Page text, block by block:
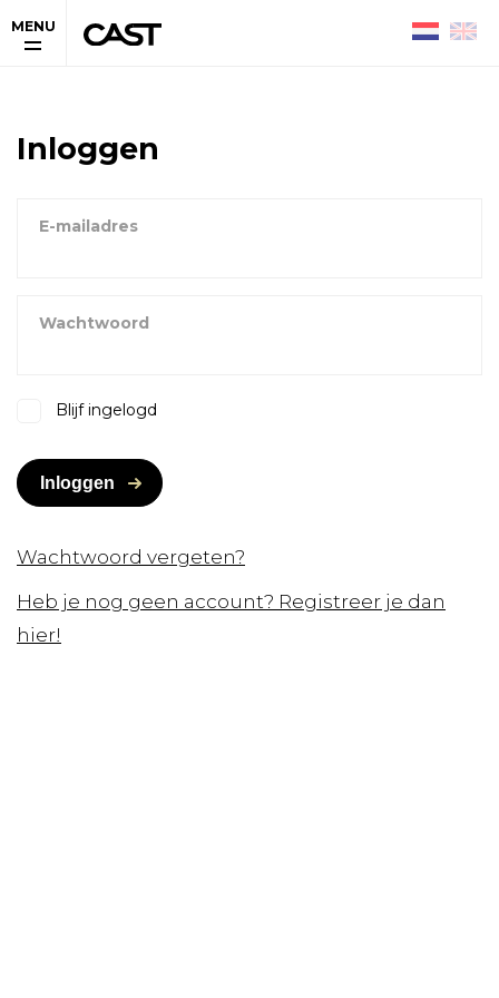
MENU
Inloggen
E-mailadres
Wachtwoord
Blijf ingelogd
Inloggen
Wachtwoord vergeten?
Heb je nog geen account? Registreer je dan
hier!